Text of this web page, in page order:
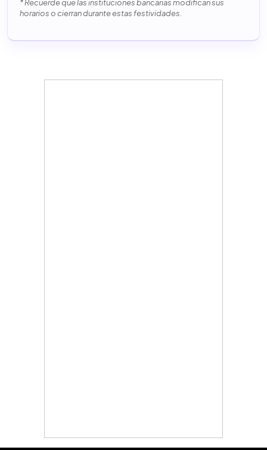
* Recuerde que las instituciones bancarias modifican sus
horarios o cierran durante estas festividades.